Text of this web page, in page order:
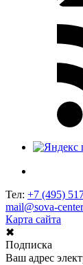
Тел: +7 (495)
mail@sova-
Карта сайта
✖
Подписка
Ваш адрес